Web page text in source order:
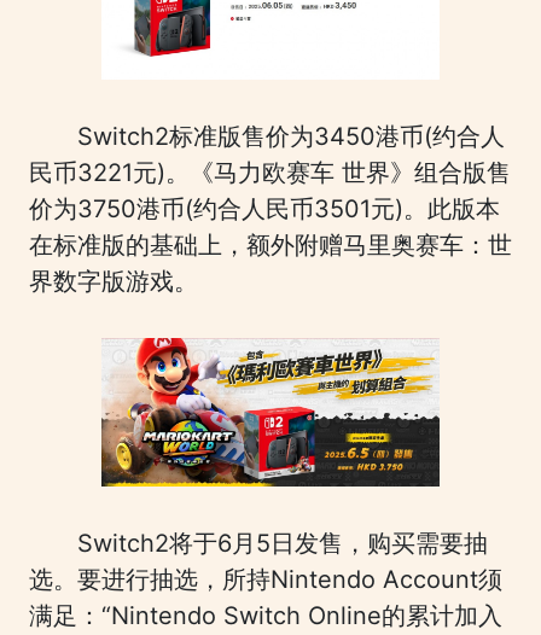
Switch2标准版售价为3450港币(约合人
民币3221元)。《马力欧赛车 世界》组合版售
价为3750港币(约合人民币3501元)。此版本
在标准版的基础上，额外附赠马里奥赛车：世
界数字版游戏。
Switch2将于6月5日发售，购买需要抽
选。要进行抽选，所持Nintendo Account须
满足：“Nintendo Switch Online的累计加入